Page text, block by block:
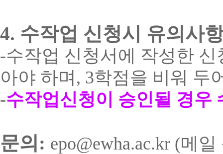
4. 수작업 신청시 유의사
-수작업 신청서에 작성한
아야 하며 , 3학점을 비워 두
-수작업신청이 승인될 경우
문의 : epo@ewha.ac.kr (메일